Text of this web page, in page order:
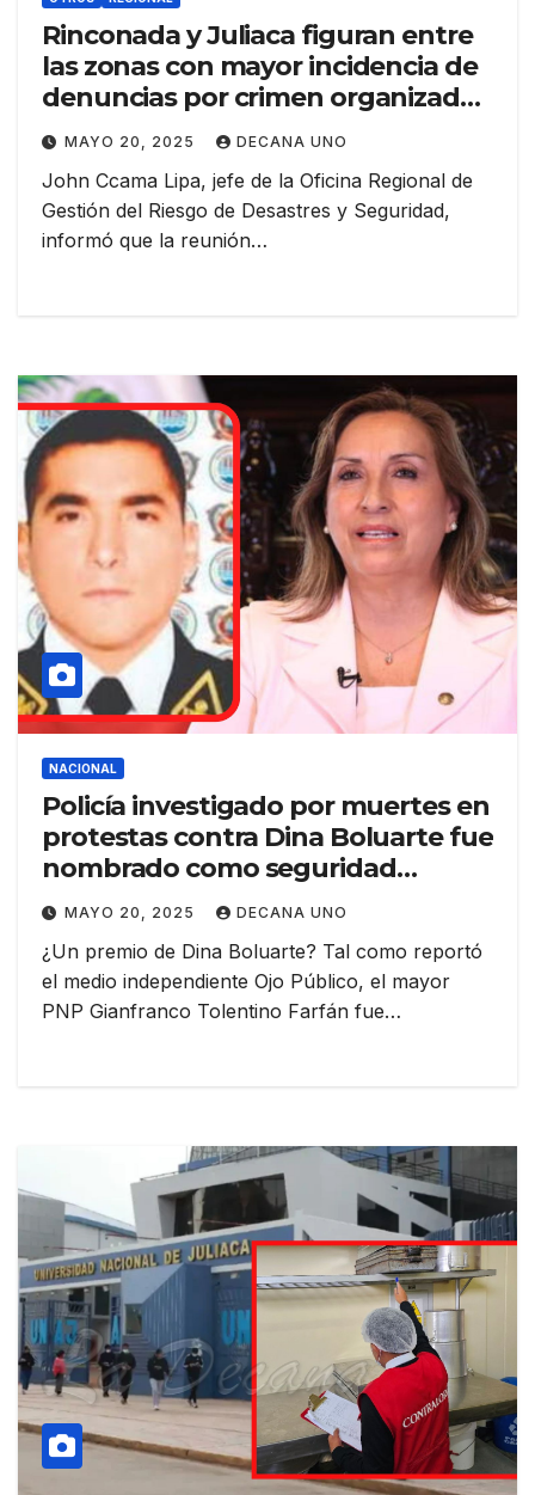
Rinconada y Juliaca figuran entre
las zonas con mayor incidencia de
denuncias por crimen organizado
y minería ilegal
MAYO 20, 2025 DECANA UNO
John Ccama Lipa, jefe de la Oficina Regional de
Gestión del Riesgo de Desastres y Seguridad,
informó que la reunión…
NACIONAL
Policía investigado por muertes en
protestas contra Dina Boluarte fue
nombrado como seguridad
presidencial
MAYO 20, 2025 DECANA UNO
¿Un premio de Dina Boluarte? Tal como reportó
el medio independiente Ojo Público, el mayor
PNP Gianfranco Tolentino Farfán fue…